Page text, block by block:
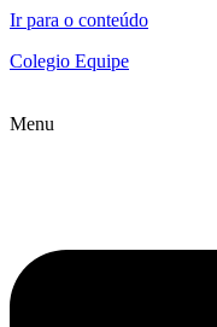
Ir para o conteúdo
Colegio Equipe
Menu